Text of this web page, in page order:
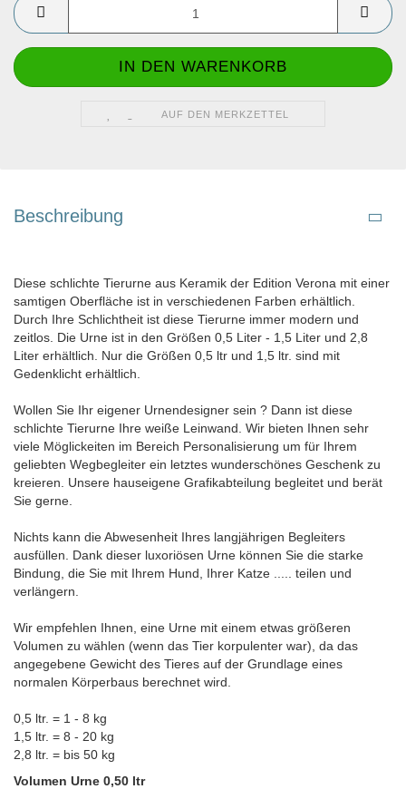
AUF DEN MERKZETTEL
Beschreibung
Diese schlichte Tierurne aus Keramik der Edition Verona mit einer
samtigen Oberfläche ist in verschiedenen Farben erhältlich.
Durch Ihre Schlichtheit ist diese Tierurne immer modern und
zeitlos. Die Urne ist in den Größen 0,5 Liter - 1,5 Liter und 2,8
Liter erhältlich. Nur die Größen 0,5 ltr und 1,5 ltr. sind mit
Gedenklicht erhältlich.
Wollen Sie Ihr eigener Urnendesigner sein ? Dann ist diese
schlichte Tierurne Ihre weiße Leinwand. Wir bieten Ihnen sehr
viele Möglickeiten im Bereich Personalisierung um für Ihrem
geliebten Wegbegleiter ein letztes wunderschönes Geschenk zu
kreieren. Unsere hauseigene Grafikabteilung begleitet und berät
Sie gerne.
Nichts kann die Abwesenheit Ihres langjährigen Begleiters
ausfüllen. Dank dieser luxoriösen Urne können Sie die starke
Bindung, die Sie mit Ihrem Hund, Ihrer Katze ..... teilen und
verlängern.
Wir empfehlen Ihnen, eine Urne mit einem etwas größeren
Volumen zu wählen (wenn das Tier korpulenter war), da das
angegebene Gewicht des Tieres auf der Grundlage eines
normalen Körperbaus berechnet wird.
0,5 ltr. = 1 - 8 kg
1,5 ltr. = 8 - 20 kg
2,8 ltr. = bis 50 kg
Volumen Urne 0,50 ltr